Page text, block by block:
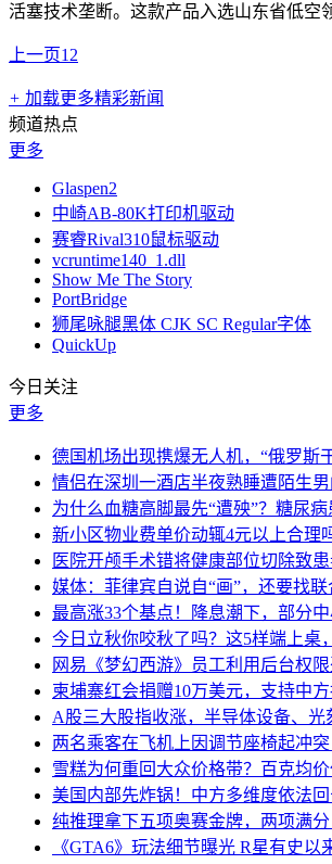
活塞技术垄断。这款产品入选山东省低空
上一页1 2
+ 加载更多精彩新闻
频道热点
更多
Glaspen2
中崎AB-80K打印机驱动
赛睿Rival310鼠标驱动
vcruntime140_1.dll
Show Me The Story
PortBridge
狮尾咏腿黑体 CJK SC Regular字体
QuickUp
今日关注
更多
德国机场出现携爆无人机，“俄罗斯
情侣在深圳一酒店半夜熟睡遭陌生男
为什么血糖高脚最先“遭殃”？糖尿
新小区物业费单价动辄4元以上合理
医院开颅手术错将健康部位切除致
媒体：菲律宾自说自“画”，还要找联
最高涨33个基点！降息潮下，部分
今日立秋你咬秋了吗？这5样端上桌
网易《梦幻西游》员工利用后台权
柬埔寨红会捐赠10万美元，支持中
A股三大股指收涨，半导体设备、
两名乘客在飞机上因调节座椅起冲
雪糕为何重回大众价格带？百克均
美国内部先炸锅！中方多维度依法回
纯推理拿下五项奥赛金牌，两项满分
《GTA6》玩法细节曝光 R星有史以